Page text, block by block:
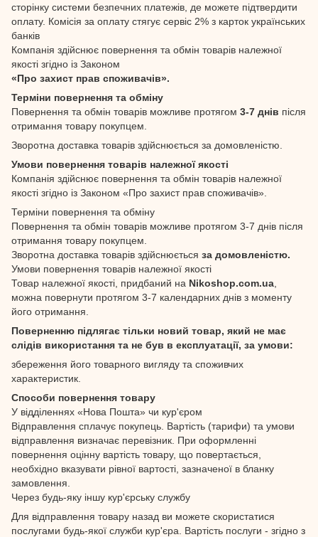
сторінку системи безпечних платежів, де можете підтвердити
оплату. Комісія за оплату стягує сервіс 2% з карток українських
банків
Компанія здійснює повернення та обмін товарів належної
якості згідно із Законом
«Про захист прав споживачів».
Терміни повернення та обміну
Повернення та обмін товарів можливе протягом 3-7 днів після
отримання товару покупцем.
Зворотна доставка товарів здійснюється за домовленістю.
Умови повернення товарів належної якості
Компанія здійснює повернення та обмін товарів належної
якості згідно із Законом «Про захист прав споживачів».
Терміни повернення та обміну
Повернення та обмін товарів можливе протягом 3-7 днів після
отримання товару покупцем.
Зворотна доставка товарів здійснюється за домовленістю.
Умови повернення товарів належної якості
Товар належної якості, придбаний на Nikoshop.com.ua
можна повернути протягом 3-7 календарних днів з моменту
його отримання.
Поверненню підлягає тільки новий товар, який не має
слідів використання та не був в експлуатації, за умови:
збереження його товарного вигляду та споживчих
характеристик.
Способи повернення товару
У відділеннях «Нова Пошта» чи кур'єром
Відправлення сплачує покупець. Вартість (тарифи) та умови
відправлення визначає перевізник. При оформленні
повернення оцінну вартість товару, що повертається,
необхідно вказувати рівної вартості, зазначеної в бланку
замовлення.
Через будь-яку іншу кур'єрську службу
Для відправлення товару назад ви можете скористатися
послугами будь-якої служби кур'єра. Вартість послуги - згідно з